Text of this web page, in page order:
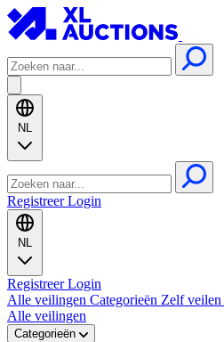
NL
RegistreerLogin
NL
RegistreerLogin
Alle veilingen Categorieën Zelf veilen
Alle veilingen
Categorieën